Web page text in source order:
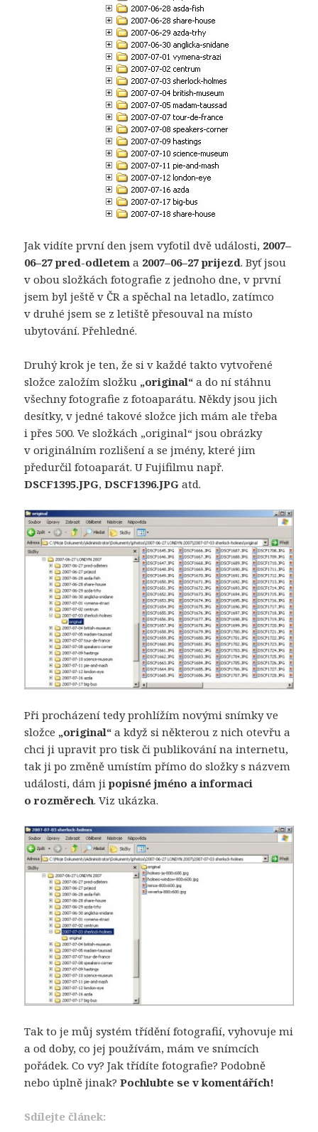
Jak vidíte první den jsem vyfotil dvě události, 2007–
06–27 pred-odletem a 2007–06–27 prijezd. Byť jsou
v obou složkách fotografie z jednoho dne, v první
jsem byl ještě v ČR a spěchal na letadlo, zatímco
v druhé jsem se z letiště přesouval na místo
ubytování. Přehledné.
Druhý krok je ten, že si v každé takto vytvořené
složce založím složku „original“ a do ní stáhnu
všechny fotografie z fotoaparátu. Někdy jsou jich
desítky, v jedné takové složce jich mám ale třeba
i přes 500. Ve složkách „original“ jsou obrázky
v originálním rozlišení a se jmény, které jim
předurčil fotoaparát. U Fujifilmu např.
DSCF1395.JPG,DSCF1396.JPG atd.
Při procházení tedy prohlížím novými snímky ve
složce „original“ a když si některou z nich otevřu a
chci ji upravit pro tisk či publikování na internetu,
tak ji po změně umístím přímo do složky s názvem
události, dám jipopisné jméno a informaci
o rozměrech. Viz ukázka.
Tak to je můj systém třídění fotografií, vyhovuje mi
a od doby, co jej používám, mám ve snímcích
pořádek. Co vy? Jak třídíte fotografie? Podobně
nebo úplně jinak?Pochlubte se v komentářích!
Sdílejte článek: